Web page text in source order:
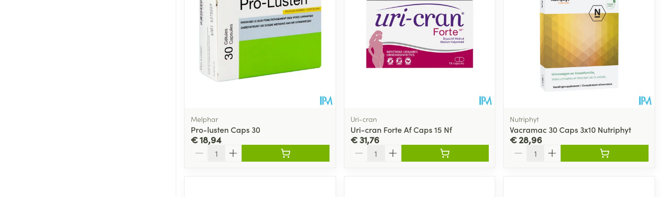
Melphar
Pro-lusten Caps 30
€ 18,94
Uri-cran
Uri-cran Forte Af Caps 15 Nf
€ 31,76
Nutriphyt
Vacramac 30 Caps 3x10 Nutriphyt
€ 28,96